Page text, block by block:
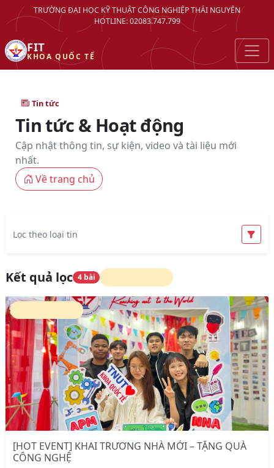
TRƯỜNG ĐẠI HỌC KỸ THUẬT CÔNG NGHIỆP THÁI NGUYÊN
HOTLINE: 02083.747.799
FIT
KHOA QUỐC TẾ
Tin tức
Tin tức & Hoạt động
Cập nhật thông tin, sự kiện, video và tài liệu mới
nhất.
Về trang chủ
Lọc theo loại tin
Kết quả lọc 4 bài
[HOT EVENT] KHAI TRƯƠNG NHÀ MỚI – TẶNG QUÀ
CÔNG NGHỆ